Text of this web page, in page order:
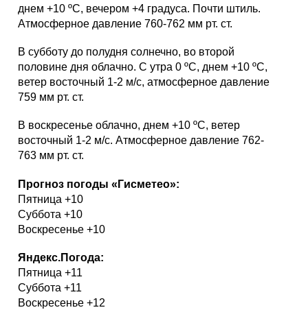
Фотогалерея
днем +10 ºС, вечером +4 градуса. Почти штиль.
Атмосферное давление 760-762 мм рт. ст.
В субботу до полудня солнечно, во второй
половине дня облачно. С утра 0 ºС, днем +10 ºС,
ветер восточный 1-2 м/с, атмосферное давление
759 мм рт. ст.
В воскресенье облачно, днем +10 ºС, ветер
восточный 1-2 м/с. Атмосферное давление 762-
763 мм рт. ст.
Прогноз погоды «Гисметео»:
Пятница +10
Суббота +10
Воскресенье +10
Яндекс.Погода:
Пятница +11
Суббота +11
Воскресенье +12